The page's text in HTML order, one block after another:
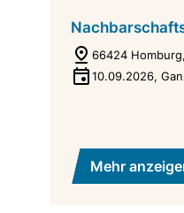
66424
10.09.2026,
Mehr